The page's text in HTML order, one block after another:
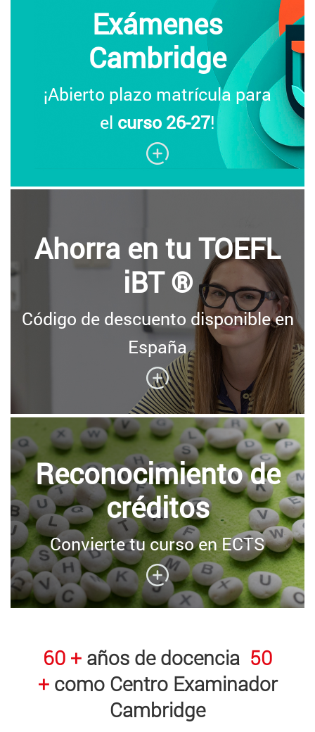
Exámenes
Cambridge
¡Abierto plazo matrícula para
el curso 26-27!
Ahorra en tu TOEFL
iBT ®
Código de descuento disponible en
España
Reconocimiento de
créditos
Convierte tu curso en ECTS
60 + años de docencia 50
+ como Centro Examinador
Cambridge